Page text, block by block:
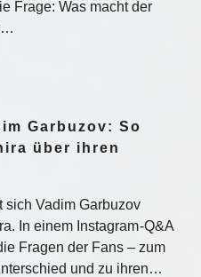
Frage: Was macht der
Garbuzov: So
über ihren
Vadim Garbuzov
In einem Instagram-Q&A
Fragen der Fans – zum
und zu ihren…